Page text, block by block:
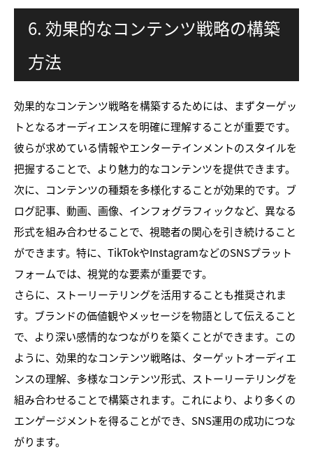
6. 効果的なコンテンツ戦略の構築
方法
効果的なコンテンツ戦略を構築するためには、まずターゲッ
トとなるオーディエンスを明確に理解することが重要です。
彼らが求めている情報やエンターテインメントのスタイルを
把握することで、より魅力的なコンテンツを提供できます。
次に、コンテンツの種類を多様化することが効果的です。ブ
ログ記事、動画、画像、インフォグラフィックなど、異なる
形式を組み合わせることで、視聴者の関心を引き続けること
ができます。特に、TikTokやInstagramなどのSNSプラット
フォームでは、視覚的な要素が重要です。
さらに、ストーリーテリングを活用することも推奨されま
す。ブランドの価値観やメッセージを物語として伝えること
で、より深い感情的なつながりを築くことができます。この
ように、効果的なコンテンツ戦略は、ターゲットオーディエ
ンスの理解、多様なコンテンツ形式、ストーリーテリングを
組み合わせることで構築されます。これにより、より多くの
エンゲージメントを得ることができ、SNS運用の成功につな
がります。